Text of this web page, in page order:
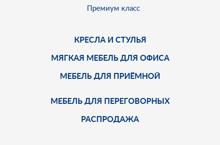
Премиум класс
КРЕСЛА И СТУЛЬЯ
МЯГКАЯ МЕБЕЛЬ ДЛЯ ОФИСА
МЕБЕЛЬ ДЛЯ ПРИЁМНОЙ
МЕБЕЛЬ ДЛЯ ПЕРЕГОВОРНЫХ
РАСПРОДАЖА